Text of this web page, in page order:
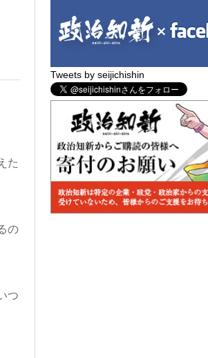
た
の
つ
Tweets by seijichishin